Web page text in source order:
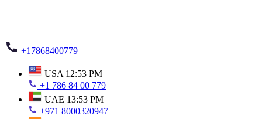
+17868400779
USA 12:53 PM
+1 786 84 00 779
UAE 13:53 PM
+971 8000320947